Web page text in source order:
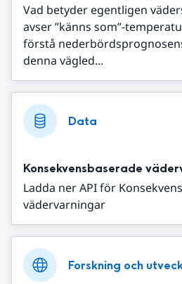
Vad betyder egentligen
avser ”känns som”-
förstå
denna vägled...
Data
Konsekvensbaserade
Ladda ner API för
vädervarningar
Forskning och